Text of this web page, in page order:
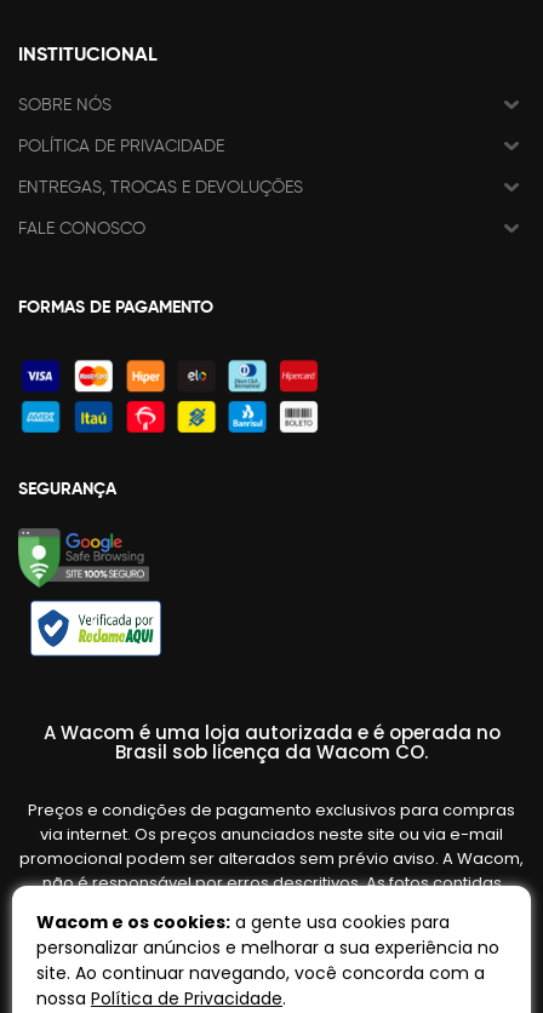
INSTITUCIONAL
SOBRE NÓS
POLÍTICA DE PRIVACIDADE
ENTREGAS, TROCAS E DEVOLUÇÕES
FALE CONOSCO
FORMAS DE PAGAMENTO
SEGURANÇA
A Wacom é uma loja autorizada e é operada no
Brasil sob licença da Wacom CO.
Preços e condições de pagamento exclusivos para compras
via internet. Os preços anunciados neste site ou via e-mail
promocional podem ser alterados sem prévio aviso. A Wacom,
não é responsável por erros descritivos. As fotos contidas
variar de acordo com o fornecedor/lote do fabricante. Ofertas
válidas até o término de nossos estoques. Vendas sujeitas à
análise e confirmação de dados.
Wacom e os cookies: a gente usa cookies para
personalizar anúncios e melhorar a sua experiência no
site. Ao continuar navegando, você concorda com a
nossa Política de Privacidade.